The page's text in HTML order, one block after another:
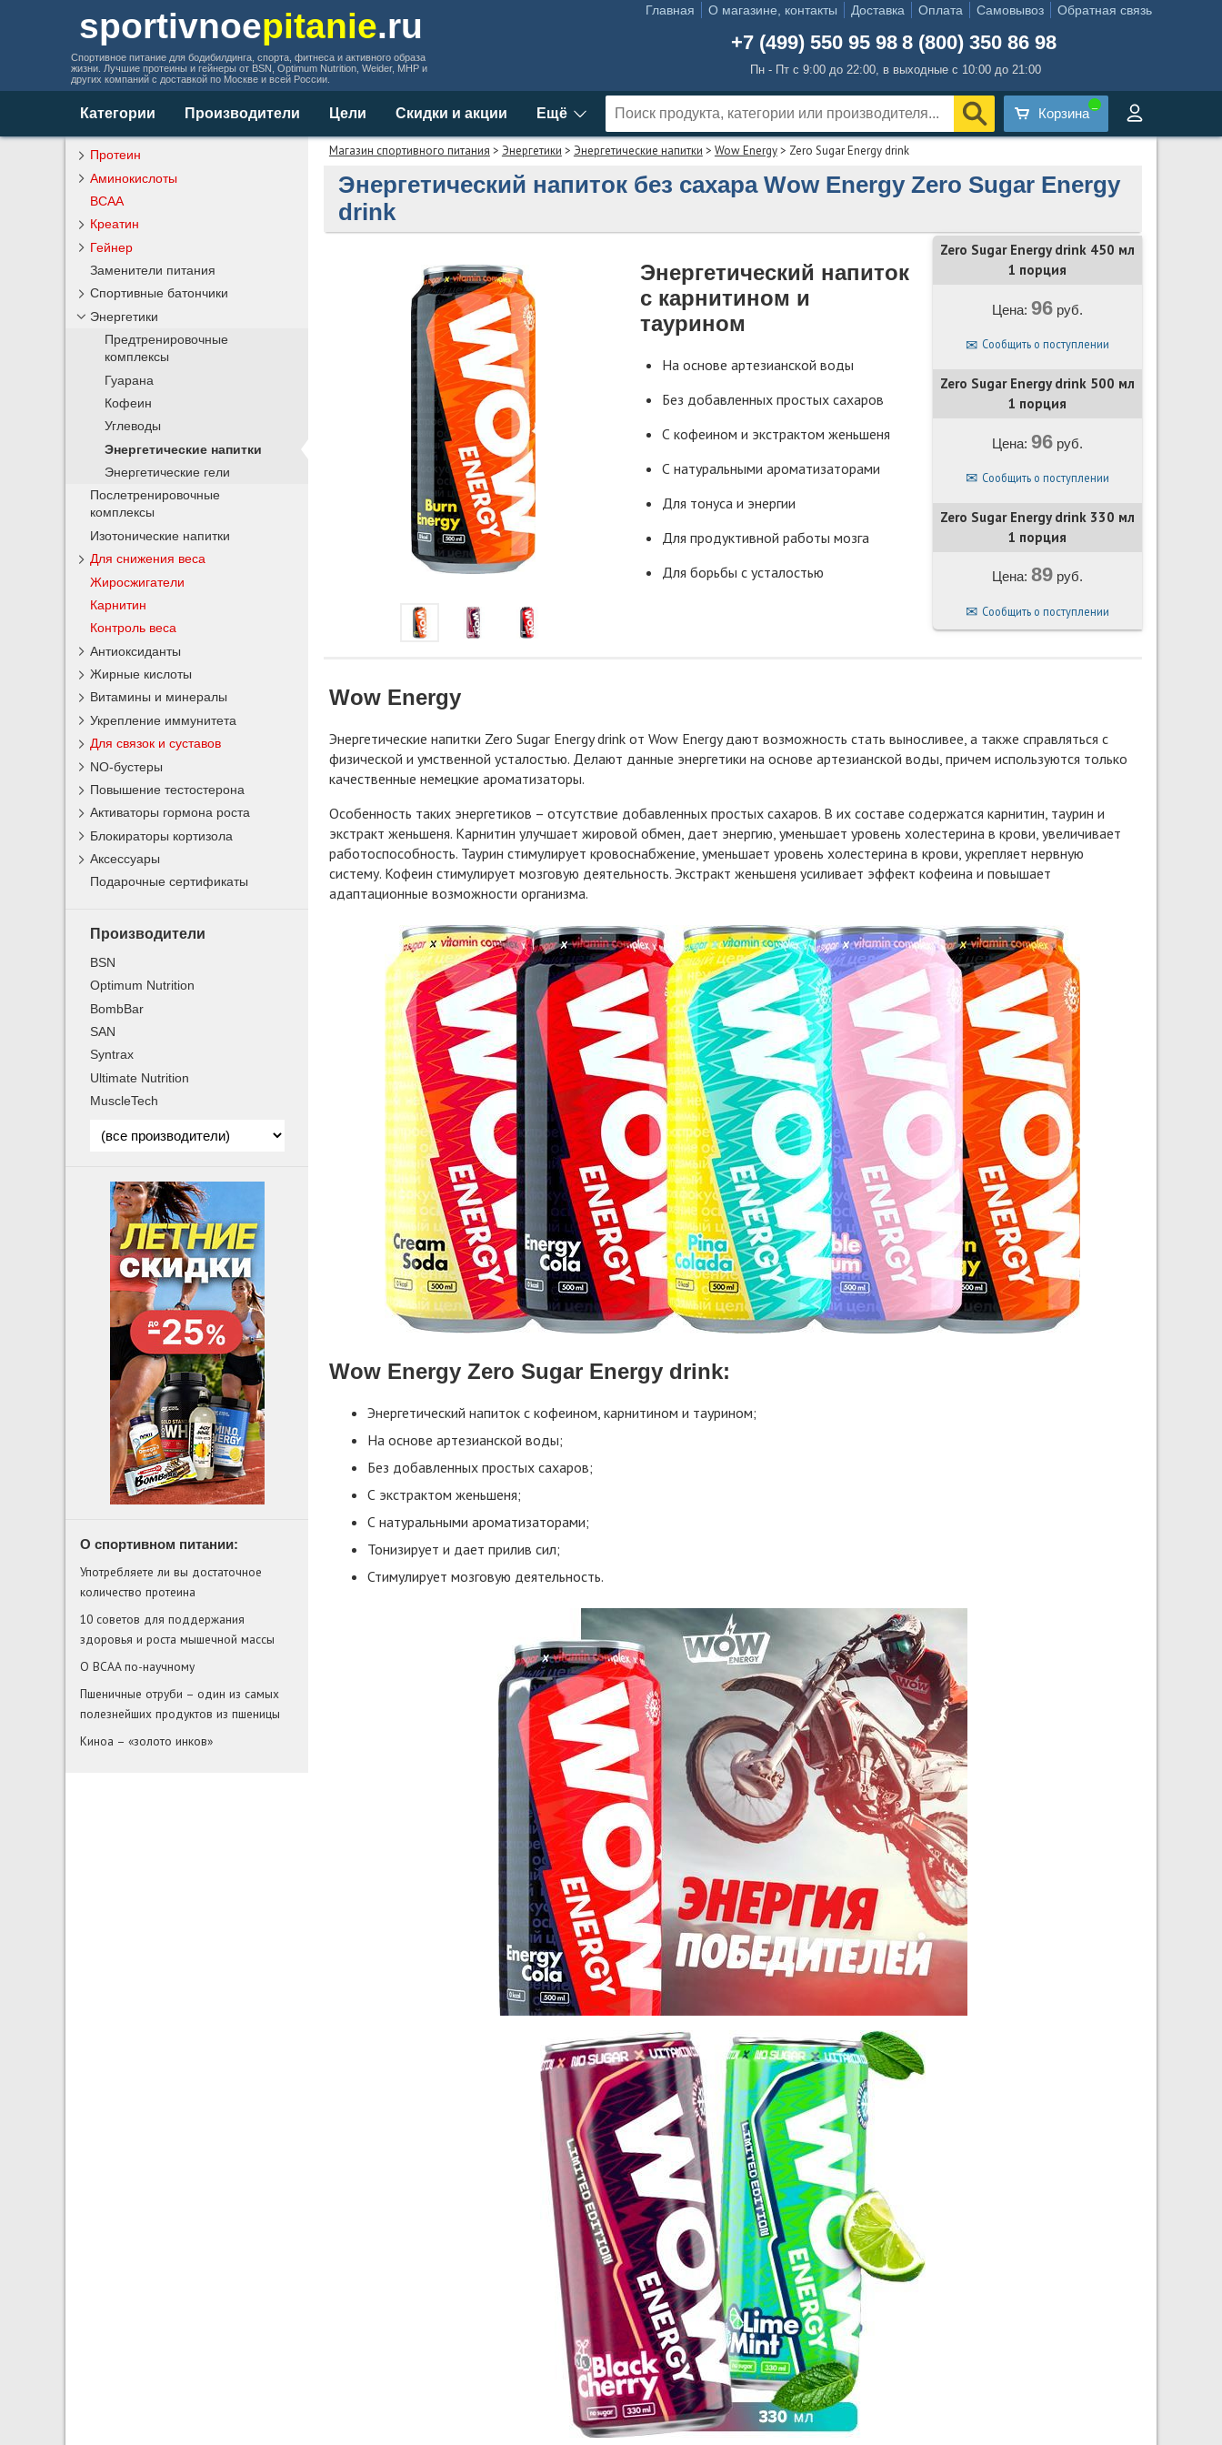
sportivnoepitanie.ru
Спортивное питание для бодибилдинга, спорта, фитнеса и активного образа
жизни. Лучшие протеины и гейнеры от BSN, Optimum Nutrition, Weider, MHP и
других компаний с доставкой по Москве и всей России.
Главная О магазине, контакты Доставка Оплата Самовывоз Обратная связь
+7 (499) 550 95 98 8 (800) 350 86 98
Пн - Пт с 9:00 до 22:00, в выходные с 10:00 до 21:00
Категории Производители Цели Скидки и акции Ещё Корзина
Магазин спортивного питания > Энергетики > Энергетические напитки > Wow Energy> Zero Sugar Energy drink
Энергетический напиток без сахара Wow Energy Zero Sugar Energy
drink
Энергетический напиток
с карнитином и
таурином
На основе артезианской воды
Без добавленных простых сахаров
С кофеином и экстрактом женьшеня
С натуральными ароматизаторами
Для тонуса и энергии
Для продуктивной работы мозга
Для борьбы с усталостью
Zero Sugar Energy drink 450 мл
1 порция
Цена: 96руб.
Сообщить о поступлении
Zero Sugar Energy drink 500 мл
1 порция
Цена: 96руб.
Сообщить о поступлении
Zero Sugar Energy drink 330 мл
1 порция
Цена: 89руб.
Сообщить о поступлении
Wow Energy
Энергетические напитки Zero Sugar Energy drink от Wow Energy дают возможность стать выносливее, а также справляться с
физической и умственной усталостью. Делают данные энергетики на основе артезианской воды, причем используются только
качественные немецкие ароматизаторы.
Особенность таких энергетиков – отсутствие добавленных простых сахаров. В их составе содержатся карнитин, таурин и
экстракт женьшеня. Карнитин улучшает жировой обмен, дает энергию, уменьшает уровень холестерина в крови, увеличивает
работоспособность. Таурин стимулирует кровоснабжение, уменьшает уровень холестерина в крови, укрепляет нервную
систему. Кофеин стимулирует мозговую деятельность. Экстракт женьшеня усиливает эффект кофеина и повышает
адаптационные возможности организма.
Wow Energy Zero Sugar Energy drink:
Энергетический напиток с кофеином, карнитином и таурином;
На основе артезианской воды;
Без добавленных простых сахаров;
С экстрактом женьшеня;
С натуральными ароматизаторами;
Тонизирует и дает прилив сил;
Стимулирует мозговую деятельность.
Протеин
Аминокислоты
BCAA
Креатин
Гейнер
Заменители питания
Спортивные батончики
Энергетики
Предтренировочные
комплексы
Гуарана
Кофеин
Углеводы
Энергетические напитки
Энергетические гели
Послетренировочные
комплексы
Изотонические напитки
Для снижения веса
Жиросжигатели
Карнитин
Контроль веса
Антиоксиданты
Жирные кислоты
Витамины и минералы
Укрепление иммунитета
Для связок и суставов
NO-бустеры
Повышение тестостерона
Активаторы гормона роста
Блокираторы кортизола
Аксессуары
Подарочные сертификаты
Производители
BSN
Optimum Nutrition
BombBar
SAN
Syntrax
Ultimate Nutrition
MuscleTech
О спортивном питании:
Употребляете ли вы достаточное
количество протеина
10 советов для поддержания
здоровья и роста мышечной массы
О BCAA по-научному
Пшеничные отруби – один из самых
полезнейших продуктов из пшеницы
Киноа – «золото инков»